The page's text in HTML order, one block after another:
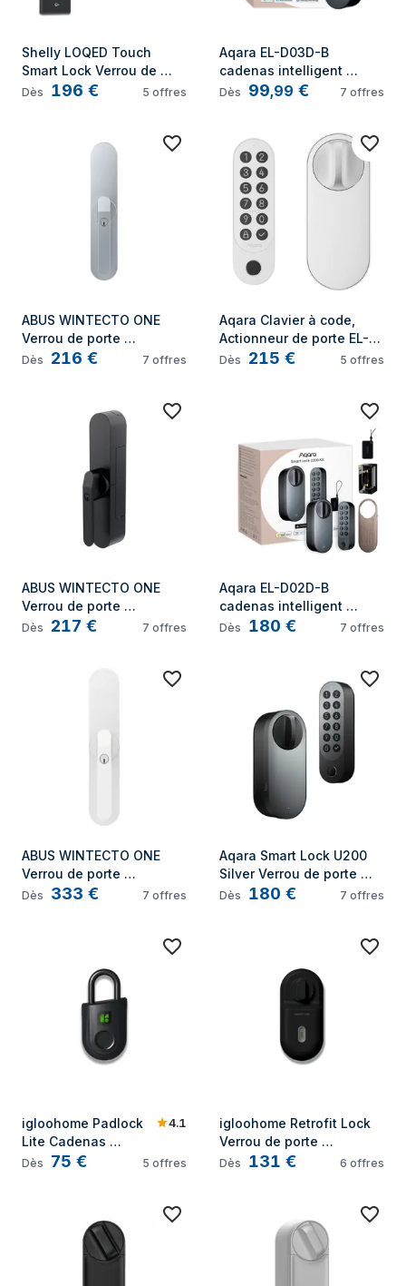
Shelly LOQED Touch
Smart Lock Verrou de
porte intelligent
Dès 196 € 5 offres
Aqara EL-D03D-B
cadenas intelligent
Verrou de porte
Dès 99,99 € 7 offres
ABUS WINTECTO ONE
Verrou de porte
intelligent
Dès 216 € 7 offres
Aqara Clavier à code,
Actionneur de porte EL-
D02DW blanc Y304773
Dès 215 € 5 offres
ABUS WINTECTO ONE
Verrou de porte
intelligent
Dès 217 € 7 offres
Aqara EL-D02D-B
cadenas intelligent
Verrou de porte
Dès 180 € 7 offres
ABUS WINTECTO ONE
Verrou de porte
intelligent
Dès 333 € 7 offres
Aqara Smart Lock U200
Silver Verrou de porte
intelligent
Dès 180 € 7 offres
igloohome Padlock
Lite Cadenas
intelligent
4.1
Dès 75 € 5 offres
igloohome Retrofit Lock
Verrou de porte
intelligent
Dès 131 € 6 offres